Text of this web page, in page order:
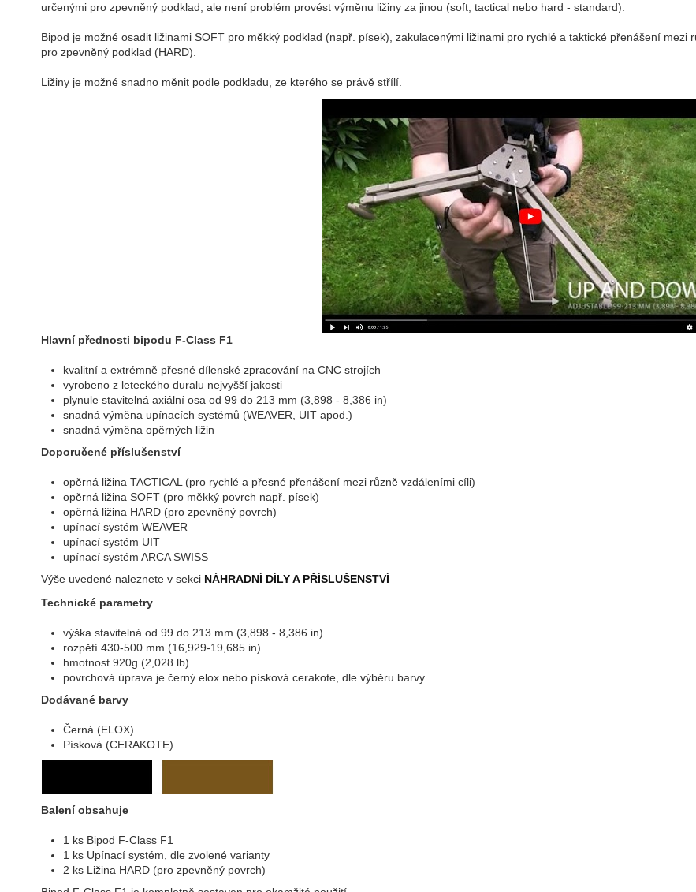
určenými pro zpevněný podklad, ale není problém provést výměnu ližiny za jinou (soft, tactical nebo hard - standard).
Bipod je možné osadit ližinami SOFT pro měkký podklad (např. písek), zakulacenými ližinami pro rychlé a taktické přenášení
pro zpevněný podklad (HARD).
Ližiny je možné snadno měnit podle podkladu, ze kterého se právě střílí.
Hlavní přednosti bipodu F-Class F1
kvalitní a extrémně přesné dílenské zpracování na CNC strojích
vyrobeno z leteckého duralu nejvyšší jakosti
plynule stavitelná axiální osa od 99 do 213 mm (3,898 - 8,386 in)
snadná výměna upínacích systémů (WEAVER, UIT apod.)
snadná výměna opěrných ližin
Doporučené příslušenství
opěrná ližina TACTICAL (pro rychlé a přesné přenášení mezi různě vzdáleními cíli)
opěrná ližina SOFT (pro měkký povrch např. písek)
opěrná ližina HARD (pro zpevněný povrch)
upínací systém WEAVER
upínací systém UIT
upínací systém ARCA SWISS
Výše uvedené naleznete v sekci NÁHRADNÍ DÍLY A PŘÍSLUŠENSTVÍ
Technické parametry
výška stavitelná od 99 do 213 mm (3,898 - 8,386 in)
rozpětí 430-500 mm (16,929-19,685 in)
hmotnost 920g (2,028 lb)
povrchová úprava je černý elox nebo písková cerakote, dle výběru barvy
Dodávané barvy
Černá (ELOX)
Písková (CERAKOTE)
Balení obsahuje
1 ks Bipod F-Class F1
1 ks Upínací systém, dle zvolené varianty
2 ks Ližina HARD (pro zpevněný povrch)